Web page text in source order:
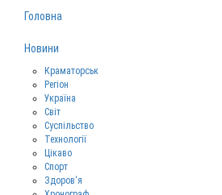
Головна
Новини
Краматорськ
Регіон
Україна
Світ
Суспільство
Технології
Цікаво
Спорт
Здоров‘я